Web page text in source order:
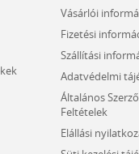
Vásárlói
Fizetési
Szállítási
Adatvédelmi
Általános
Feltételek
Elállási